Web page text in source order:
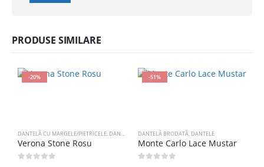
PRODUSE SIMILARE
-20%
DANTELĂ CU MARGELE/PIETRICELE, DANTELE
Verona Stone Rosu
-51%
DANTELĂ BRODATĂ, DANTELE
Monte Carlo Lace Mustar